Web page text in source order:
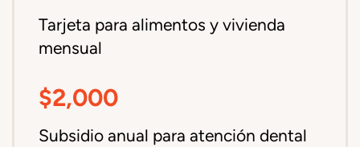
Tarjeta para alimentos y vivienda
mensual
$2,000
Subsidio anual para atención dental